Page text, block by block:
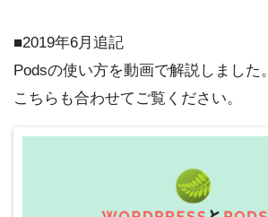
■2019年6月追記
Podsの使い方を動画で解説しました。
こちらも合わせてご覧ください。